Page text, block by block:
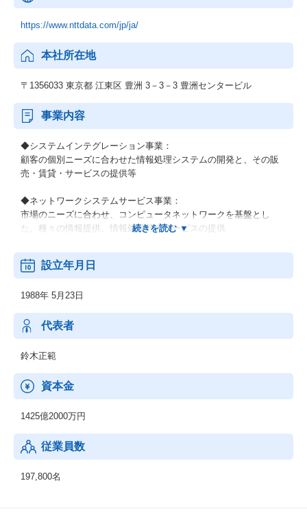
https://www.nttdata.com/jp/ja/
本社所在地
〒1356033 東京都 江東区 豊洲 3－3－3 豊洲センタービル
事業内容
◆システムインテグレーション事業：
顧客の個別ニーズに合わせた情報処理システムの開発と、その販
売・賃貸・サービスの提供等
◆ネットワークシステムサービス事業：
市場のニーズに合わせ、コンピュータネットワークを基盤とし
た、種々の情報提供、情報処理等のサービスの提供
◆その他の事業：
顧客の経営上の問題点に係わる調査・分析、情報処理システムの
設立年月日
1988年 5月23日
代表者
鈴木正範
資本金
1425億2000万円
従業員数
197,800名